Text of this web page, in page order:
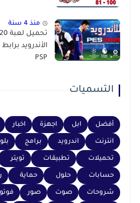
منذ 4 سنة
الأندرويد
PSP
التسميات
أفضل ابل اجهزة اخبار
انترنت اندرويد برامج
تحميلات تطبيقات تويتر
حسابات حلول حماية
شروحات صوت صور